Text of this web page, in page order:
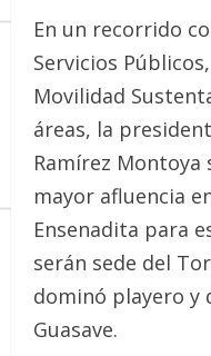
En un recorrido
Servicios
Movilidad
áreas, la
Ramírez
mayor afluencia
Ensenadita para
serán sede del
dominó playero y
Guasave.